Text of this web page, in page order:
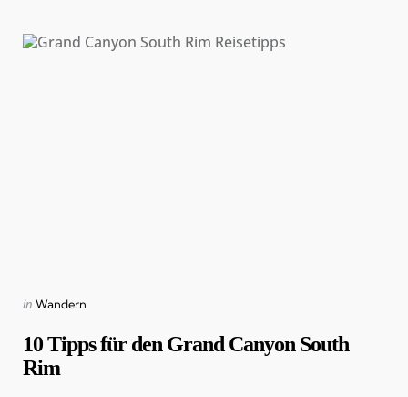
Categories
Posted
in Wandern
10 Tipps für den Grand Canyon South
Rim